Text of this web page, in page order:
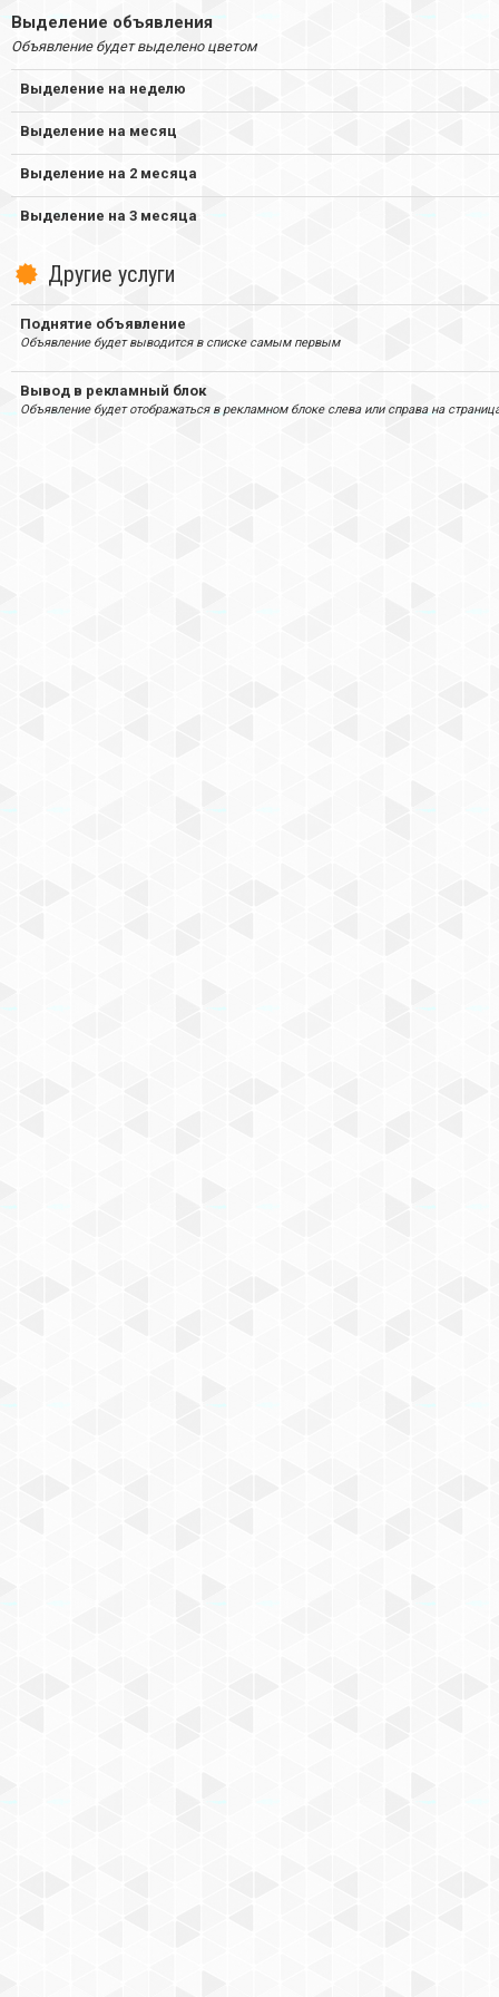
Выделение объявления
Объявление будет выделено цветом
Выделение на неделю
Выделение на месяц
Выделение на 2 месяца
Выделение на 3 месяца
Другие услуги
Поднятие объявление
Объявление будет выводится в списке самым первым
Вывод в рекламный блок
Объявление будет отображаться в рекламном блоке слева или справа на